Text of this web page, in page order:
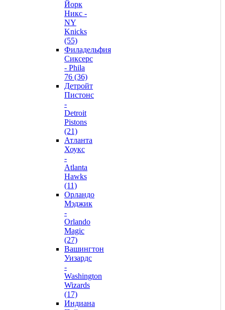
Йорк
Никс -
NY
Knicks
(55)
Филадельфия
Сиксерс
- Phila
76 (36)
Детройт
Пистонс
-
Detroit
Pistons
(21)
Атланта
Хоукс
-
Atlanta
Hawks
(11)
Орландо
Мэджик
-
Orlando
Magic
(27)
Вашингтон
Уизардс
-
Washington
Wizards
(17)
Индиана